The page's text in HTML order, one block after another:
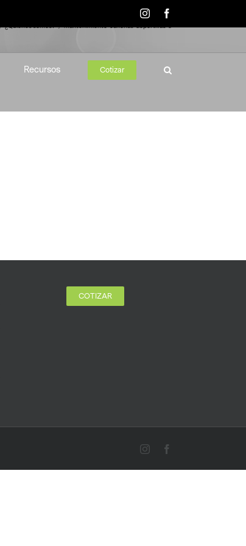
Instagram
Recursos Cotizar
¿Quiénes somos? mantenimiento-canchas-deportivas-5
COTIZAR
Instagram